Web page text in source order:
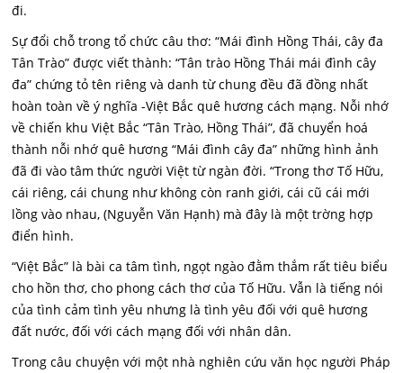
đi.
Sự đổi chỗ trong tổ chức câu thơ: “Mái đình Hồng Thái, cây đa
Tân Trào” được viết thành: “Tân trào Hồng Thái mái đình cây
đa” chứng tỏ tên riêng và danh từ chung đều đã đồng nhất
hoàn toàn về ý nghĩa -Việt Bắc quê hương cách mạng. Nỗi nhớ
về chiến khu Việt Bắc “Tân Trào, Hồng Thái”, đã chuyển hoá
thành nỗi nhớ quê hương “Mái đình cây đa” những hình ảnh
đã đi vào tâm thức người Việt từ ngàn đời. “Trong thơ Tố Hữu,
cái riêng, cái chung như không còn ranh giới, cái cũ cái mới
lồng vào nhau, (Nguyễn Văn Hạnh) mà đây là một trờng hợp
điển hình.
“Việt Bắc” là bài ca tâm tình, ngọt ngào đằm thắm rất tiêu biểu
cho hồn thơ, cho phong cách thơ của Tố Hữu. Vẫn là tiếng nói
của tình cảm tình yêu nhưng là tình yêu đối với quê hương
đất nước, đối với cách mạng đối với nhân dân.
Trong câu chuyện với một nhà nghiên cứu văn học người Pháp